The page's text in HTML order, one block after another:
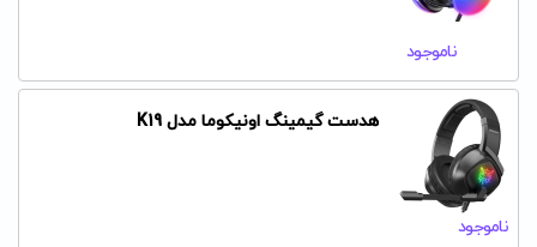
ناموجود
هدست گیمینگ اونیکوما مدل K19
ناموجود